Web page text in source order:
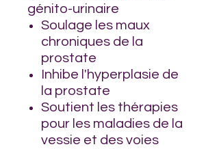
génito-urinaire
Soulage les maux
chroniques de la
prostate
Inhibe l'hyperplasie de
la prostate
Soutient les thérapies
pour les maladies de la
vessie et des voies